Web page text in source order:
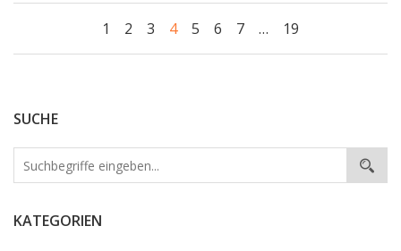
SUCHE
KATEGORIEN
1 2 3 4 5 6 7 … 19